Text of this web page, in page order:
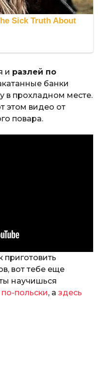
и разлей по
банки
в прохладном месте.
этом видео от
повара.
приготовить
вот тебе еще
научишься
польски, а здесь